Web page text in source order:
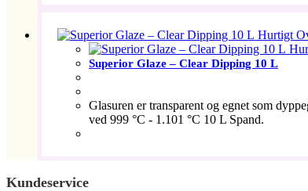
Hurtigt
Superior Glaze – Clear Dipping 10 L
Glasuren er transparent og egnet som
ved 999 °C - 1.101 °C 10 L Spand.
Kundeservice